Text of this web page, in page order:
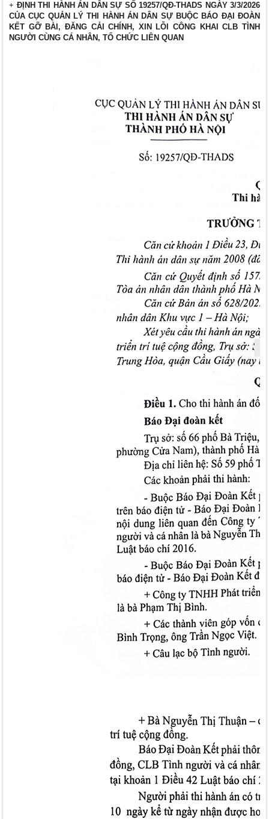
+ ĐỊNH THI HÀNH ÁN DÂN SỰ SỐ 19257/QĐ-THADS NGÀY 3/3/2026
CỦA CỤC QUẢN LÝ THI HÀNH ÁN DÂN SỰ BUỘC BÁO ĐẠI ĐOÀN
KẾT GỠ BÀI, ĐĂNG CẢI CHÍNH, XIN LỖI CÔNG KHAI CLB TÌNH
NGƯỜI CÙNG CÁ NHÂN, TỔ CHỨC LIÊN QUAN